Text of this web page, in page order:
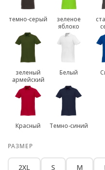
темно-серый
зеленое
яблоко
зеленый
армейский
Белый
Красный Темно-синий
РАЗМЕР
2XL S M